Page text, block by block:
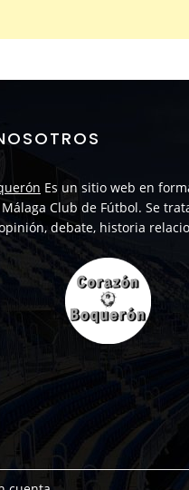
Es un sitio web en
Club de Fútbol. Se
debate, historia